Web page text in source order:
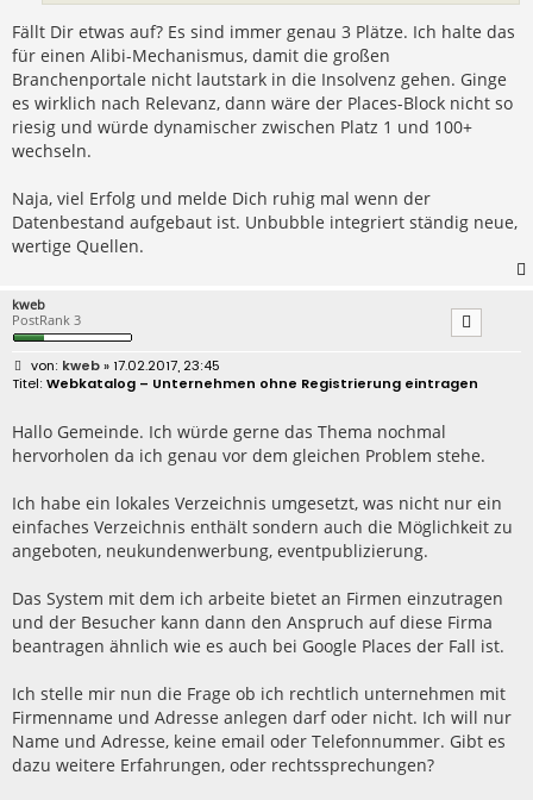
Fällt Dir etwas auf? Es sind immer genau 3 Plätze. Ich halte das
für einen Alibi-Mechanismus, damit die großen
Branchenportale nicht lautstark in die Insolvenz gehen. Ginge
es wirklich nach Relevanz, dann wäre der Places-Block nicht so
riesig und würde dynamischer zwischen Platz 1 und 100+
wechseln.
Naja, viel Erfolg und melde Dich ruhig mal wenn der
Datenbestand aufgebaut ist. Unbubble integriert ständig neue,
wertige Quellen.
kweb
PostRank 3
B
e
r
a
g
kweb» 17.02.2017, 23:45
Webkatalog – Unternehmen ohne Registrierung eintragen
Hallo Gemeinde. Ich würde gerne das Thema nochmal
hervorholen da ich genau vor dem gleichen Problem stehe.
Ich habe ein lokales Verzeichnis umgesetzt, was nicht nur ein
einfaches Verzeichnis enthält sondern auch die Möglichkeit zu
angeboten, neukundenwerbung, eventpublizierung.
Das System mit dem ich arbeite bietet an Firmen einzutragen
und der Besucher kann dann den Anspruch auf diese Firma
beantragen ähnlich wie es auch bei Google Places der Fall ist.
Ich stelle mir nun die Frage ob ich rechtlich unternehmen mit
Firmenname und Adresse anlegen darf oder nicht. Ich will nur
Name und Adresse, keine email oder Telefonnummer. Gibt es
dazu weitere Erfahrungen, oder rechtssprechungen?